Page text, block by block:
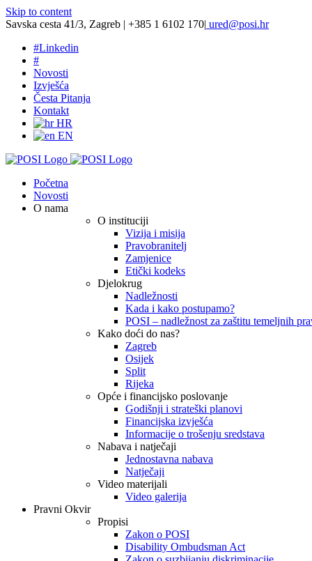
Skip to content
Savska cesta 41/3, Zagreb | +385 1 6102 170| ured@posi.hr
#Linkedin
#
Novosti
Izvješća
Česta Pitanja
Kontakt
HR
EN
Početna
Novosti
O nama
O instituciji
Vizija i misija
Pravobranitelj
Zamjenice
Etički kodeks
Djelokrug
Nadležnosti
Kada i kako postupamo?
POSI – nadležnost za zaštitu temeljnih
Kako doći do nas?
Zagreb
Osijek
Split
Rijeka
Opće i financijsko poslovanje
Godišnji i strateški planovi
Financijska izvješća
Informacije o trošenju sredstava
Nabava i natječaji
Jednostavna nabava
Natječaji
Video materijali
Video galerija
Pravni Okvir
Propisi
Zakon o POSI
Disability Ombudsman Act